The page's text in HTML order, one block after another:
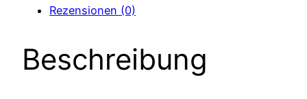
Rezensionen (0)
Beschreibung